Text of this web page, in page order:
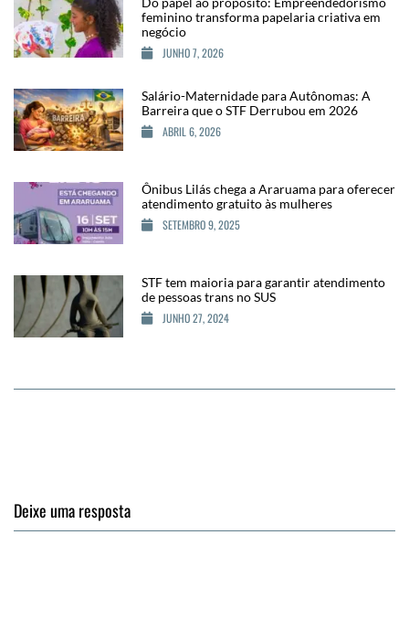
feminino transforma papelaria criativa em
negócio
JUNHO 7, 2026
Salário-Maternidade para Autônomas: A
Barreira que o STF Derrubou em 2026
ABRIL 6, 2026
Ônibus Lilás chega a Araruama para oferecer
atendimento gratuito às mulheres
SETEMBRO 9, 2025
STF tem maioria para garantir atendimento
de pessoas trans no SUS
JUNHO 27, 2024
Deixe uma resposta